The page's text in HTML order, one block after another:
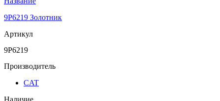
9P6219 Золотник
Артикул
9P6219
Производитель
CAT
Наличие